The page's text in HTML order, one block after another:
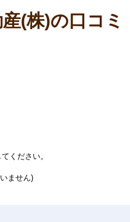
(株)の口コミ
ください。
ません)